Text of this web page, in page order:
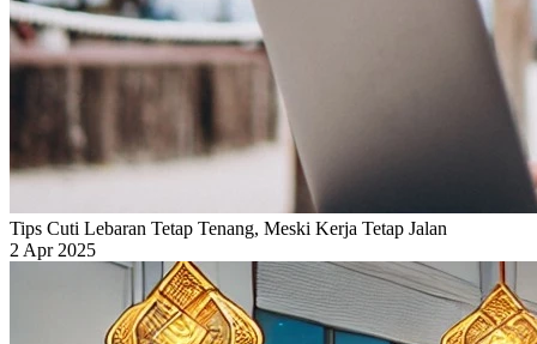
Tips Cuti Lebaran Tetap Tenang, Meski Kerja Tetap Jalan
2 Apr 2025